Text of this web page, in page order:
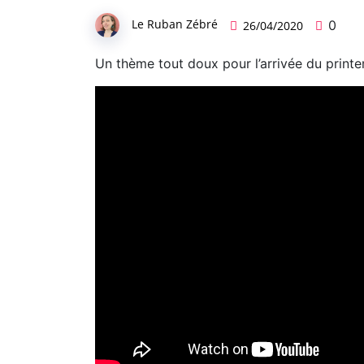
Le Ruban Zébré 26/04/2020 0
Un thème tout doux pour l’arrivée du